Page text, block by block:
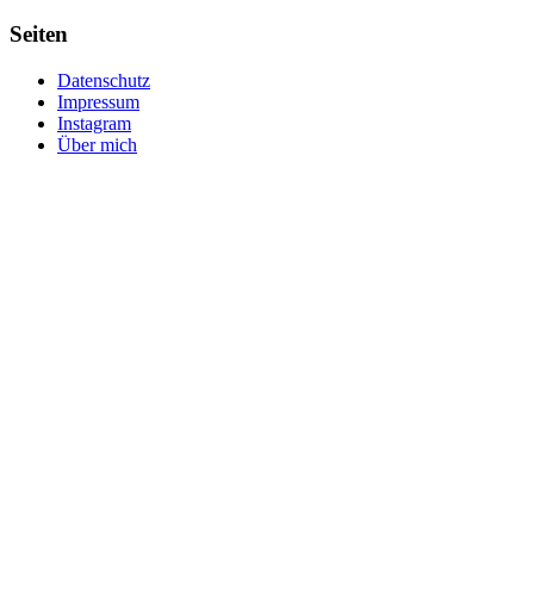
Seiten
Datenschutz
Impressum
Instagram
Über mich